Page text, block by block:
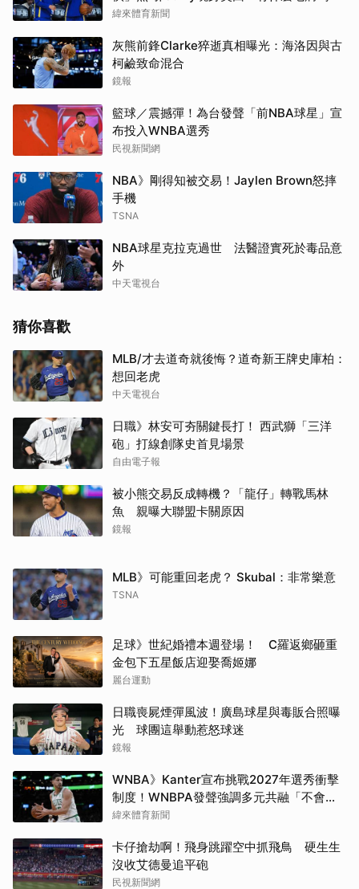
緯來體育新聞
灰熊前鋒Clarke猝逝真相曝光：海洛因與古
柯鹼致命混合
鏡報
籃球／震撼彈！為台發聲「前NBA球星」宣
布投入WNBA選秀
民視新聞網
NBA》剛得知被交易！Jaylen Brown怒摔
手機
TSNA
NBA球星克拉克過世 法醫證實死於毒品意
外
中天電視台
猜你喜歡
MLB/才去道奇就後悔？道奇新王牌史庫柏：
想回老虎
中天電視台
日職》林安可夯關鍵長打！ 西武獅「三洋
砲」打線創隊史首見場景
自由電子報
被小熊交易反成轉機？「龍仔」轉戰馬林
魚 親曝大聯盟卡關原因
鏡報
MLB》可能重回老虎？ Skubal：非常樂意
TSNA
足球》世紀婚禮本週登場！ C羅返鄉砸重
金包下五星飯店迎娶喬姬娜
麗台運動
日職喪屍煙彈風波！廣島球星與毒販合照曝
光 球團這舉動惹怒球迷
鏡報
WNBA》Kanter宣布挑戰2027年選秀衝擊
制度！WNBPA發聲強調多元共融「不會成
為政治棋子」
緯來體育新聞
卡仔搶劫啊！飛身跳躍空中抓飛鳥 硬生生
沒收艾德曼追平砲
民視新聞網